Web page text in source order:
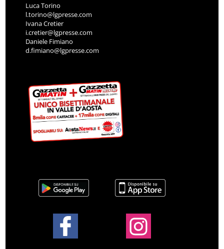
Luca Torino
l.torino@lgpresse.com
Ivana Cretier
i.cretier@lgpresse.com
Daniele Fimiano
d.fimiano@lgpresse.com